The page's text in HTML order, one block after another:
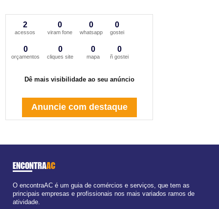
2
acessos
0
viram fone
0
whatsapp
0
gostei
0
orçamentos
0
cliques site
0
mapa
0
ñ gostei
Dê mais visibilidade ao seu anúncio
Anuncie com destaque
ENCONTRAAC
O encontraAC é um guia de comércios e serviços, que tem as
principais empresas e profissionais nos mais variados ramos de
atividade.